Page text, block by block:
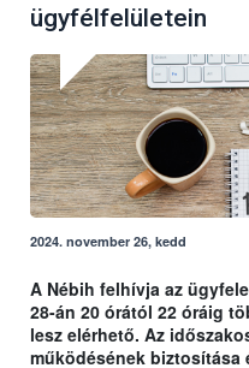
ügyfélfelületein
2024. november 26, kedd
A Nébih felhívja az
28-án 20 órától 22 óráig
lesz elérhető. Az
működésének biztosítása